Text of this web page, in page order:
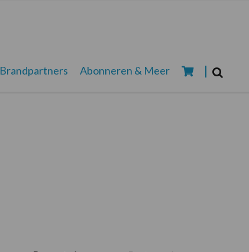
Brandpartners Abonneren & Meer